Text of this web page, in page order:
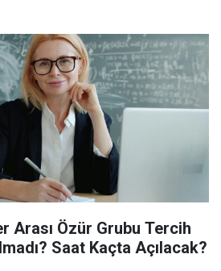
Arası Özür Grubu Tercih
Saat Kaçta Açılacak?